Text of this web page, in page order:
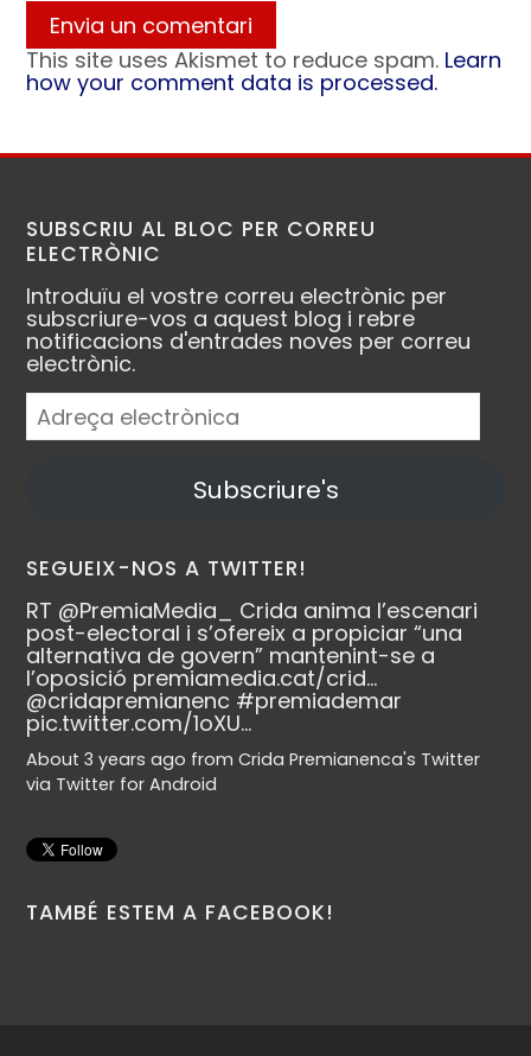
This site uses Akismet to reduce spam. Learn
how your comment data is processed.
SUBSCRIU AL BLOC PER CORREU
ELECTRÒNIC
Introduïu el vostre correu electrònic per
subscriure-vos a aquest blog i rebre
notificacions d'entrades noves per correu
electrònic.
Adreça
electrònica
Subscriure's
SEGUEIX-NOS A TWITTER!
RT @PremiaMedia_ Crida anima l’escenari
post-electoral i s’ofereix a propiciar “una
alternativa de govern” mantenint-se a
l’oposició premiamedia.cat/crid…
@cridapremianenc #premiademar
pic.twitter.com/1oXU…
About 3 years ago fromCrida Premianenca's Twitter
via Twitter for Android
TAMBÉ ESTEM A FACEBOOK!